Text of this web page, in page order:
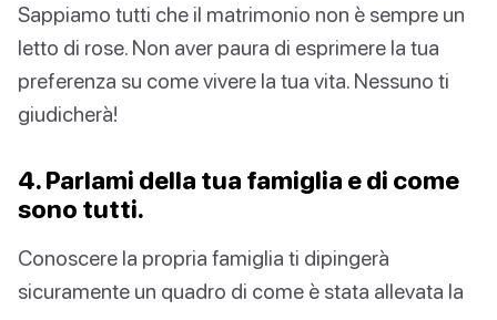
Sappiamo tutti che il matrimonio non è sempre un
letto di rose. Non aver paura di esprimere la tua
preferenza su come vivere la tua vita. Nessuno ti
giudicherà!
4. Parlami della tua famiglia e di come
sono tutti.
Conoscere la propria famiglia ti dipingerà
sicuramente un quadro di come è stata allevata la